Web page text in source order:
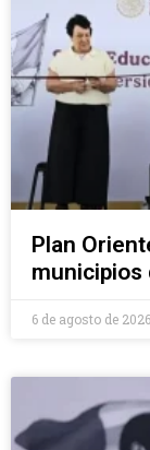
Plan
municipios
6 de agosto de 2026